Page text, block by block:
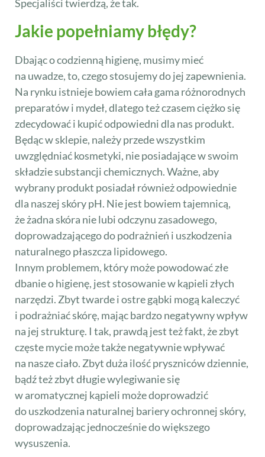
Specjaliści twierdzą, że tak.
Jakie popełniamy błędy?
Dbając o codzienną higienę, musimy mieć
na uwadze, to, czego stosujemy do jej zapewnienia.
Na rynku istnieje bowiem cała gama różnorodnych
preparatów i mydeł, dlatego też czasem ciężko się
zdecydować i kupić odpowiedni dla nas produkt.
Będąc w sklepie, należy przede wszystkim
uwzględniać kosmetyki, nie posiadające w swoim
składzie substancji chemicznych. Ważne, aby
wybrany produkt posiadał również odpowiednie
dla naszej skóry pH. Nie jest bowiem tajemnicą,
że żadna skóra nie lubi odczynu zasadowego,
doprowadzającego do podrażnień i uszkodzenia
naturalnego płaszcza lipidowego.
Innym problemem, który może powodować złe
dbanie o higienę, jest stosowanie w kąpieli złych
narzędzi. Zbyt twarde i ostre gąbki mogą kaleczyć
i podrażniać skórę, mając bardzo negatywny wpływ
na jej strukturę. I tak, prawdą jest też fakt, że zbyt
częste mycie może także negatywnie wpływać
na nasze ciało. Zbyt duża ilość pryszniców dziennie,
bądź też zbyt długie wylegiwanie się
w aromatycznej kąpieli może doprowadzić
do uszkodzenia naturalnej bariery ochronnej skóry,
doprowadzając jednocześnie do większego
wysuszenia.